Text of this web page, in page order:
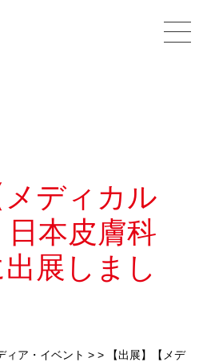
メディカル
本皮膚科
展しまし
ィア・イベント > >
【出展】【メデ